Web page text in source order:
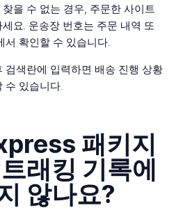
을 수 없는 경우, 주문한 사이트
요. 운송장 번호는 주문 내역 또
서 확인할 수 있습니다.
검색란에 입력하면 배송 진행 상황
수 있습니다.
패키지
래킹 기록에
않나요?